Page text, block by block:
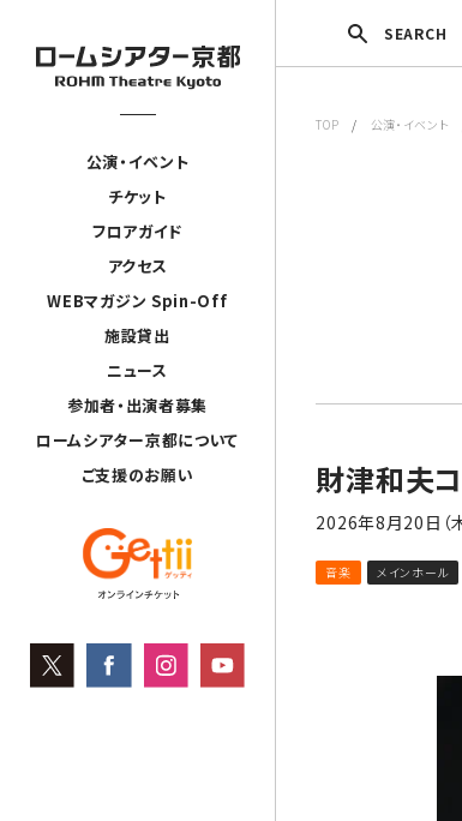
公演・イベント
チケット
フロアガイド
アクセス
WEBマガジン Spin-Off
施設貸出
ニュース
参加者・出演者募集
ロームシアター京都について
ご支援のお願い
SEARCH
TOP / 公演・イベント
財津和夫
2026年8月20日（木
音楽 メインホール